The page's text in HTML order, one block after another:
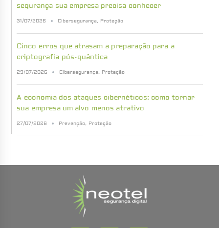
segurança sua empresa precisa conhecer
31/07/2026 Cibersegurança, Proteção
Cinco erros que atrasam a preparação para a
criptografia pós-quântica
29/07/2026 Cibersegurança, Proteção
A economia dos ataques cibernéticos: como tornar
sua empresa um alvo menos atrativo
27/07/2026 Prevenção, Proteção